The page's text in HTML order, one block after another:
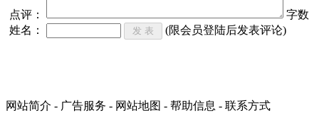
点评：
字数
姓名：
(限会员登陆后发表评论)
网站简介 - 广告服务 - 网站地图 - 帮助信息 - 联系方式